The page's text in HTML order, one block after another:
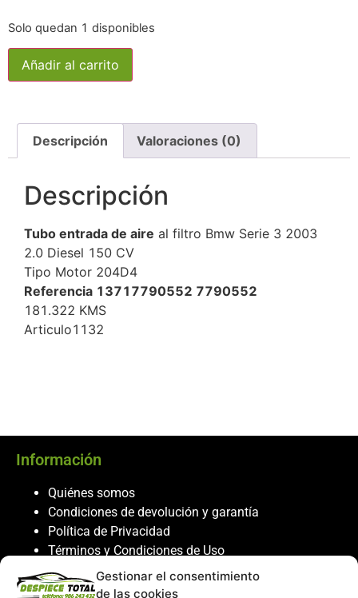
Gestionar el consentimiento
de las cookies
Solo quedan 1 disponibles
Añadir al carrito
Descripción Valoraciones (0)
Descripción
Tubo entrada de aire al filtro Bmw Serie 3 2003
2.0 Diesel 150 CV
Tipo Motor 204D4
Referencia 13717790552 7790552
181.322 KMS
Articulo1132
Información
Quiénes somos
Condiciones de devolución y garantía
Política de Privacidad
Términos y Condiciones de Uso
Política de Cookies